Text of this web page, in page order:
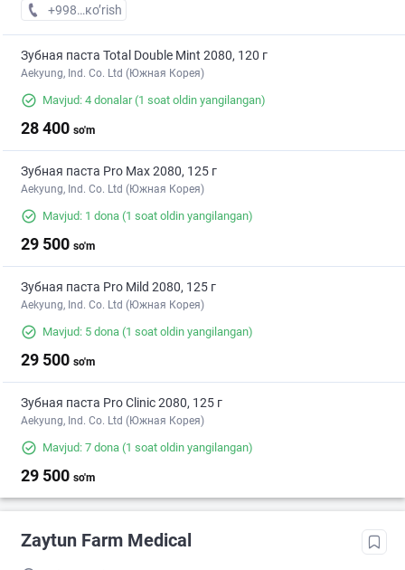
+998 (93) XXX-XX-XX
кo’rish
Зубная паста Total Double Mint 2080, 120 г
Aekyung, Ind. Co. Ltd (Южная Корея)
Mavjud: 4 donalar(1 soat oldin yangilangan)
28 400 so'm
Зубная паста Pro Max 2080, 125 г
Aekyung, Ind. Co. Ltd (Южная Корея)
Mavjud: 1 dona (1 soat oldin yangilangan)
29 500 so'm
Зубная паста Pro Mild 2080, 125 г
Aekyung, Ind. Co. Ltd (Южная Корея)
Mavjud: 5 dona (1 soat oldin yangilangan)
29 500 so'm
Зубная паста Pro Clinic 2080, 125 г
Aekyung, Ind. Co. Ltd (Южная Корея)
Mavjud: 7 dona (1 soat oldin yangilangan)
29 500 so'm
Zaytun Farm Medical